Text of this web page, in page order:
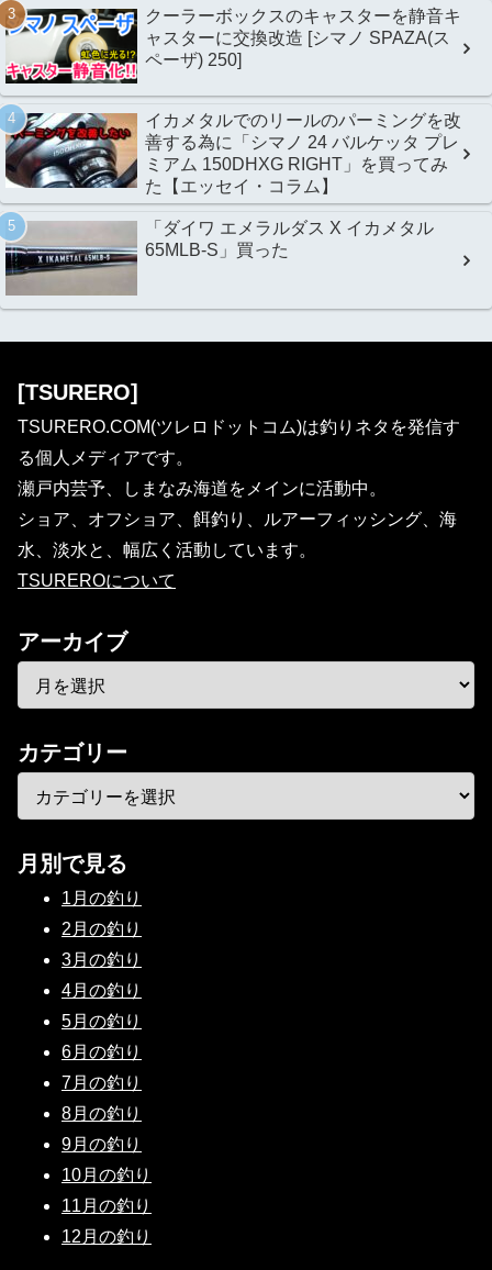
クーラーボックスのキャスターを静音キ
ャスターに交換改造 [シマノ SPAZA(ス
ペーザ) 250]
イカメタルでのリールのパーミングを改
善する為に「シマノ 24 バルケッタ プレ
ミアム 150DHXG RIGHT」を買ってみ
た【エッセイ・コラム】
「ダイワ エメラルダス X イカメタル
65MLB-S」買った
[TSURERO]
TSURERO.COM(ツレロドットコム)は釣りネタを発信す
る個人メディアです。
瀬戸内芸予、しまなみ海道をメインに活動中。
ショア、オフショア、餌釣り、ルアーフィッシング、海
水、淡水と、幅広く活動しています。
TSUREROについて
アーカイブ
カテゴリー
月別で見る
1月の釣り
2月の釣り
3月の釣り
4月の釣り
5月の釣り
6月の釣り
7月の釣り
8月の釣り
9月の釣り
10月の釣り
11月の釣り
12月の釣り